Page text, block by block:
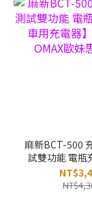
麻新BCT-500
試雙功能 電瓶
車用充電器
OMAX歐妹